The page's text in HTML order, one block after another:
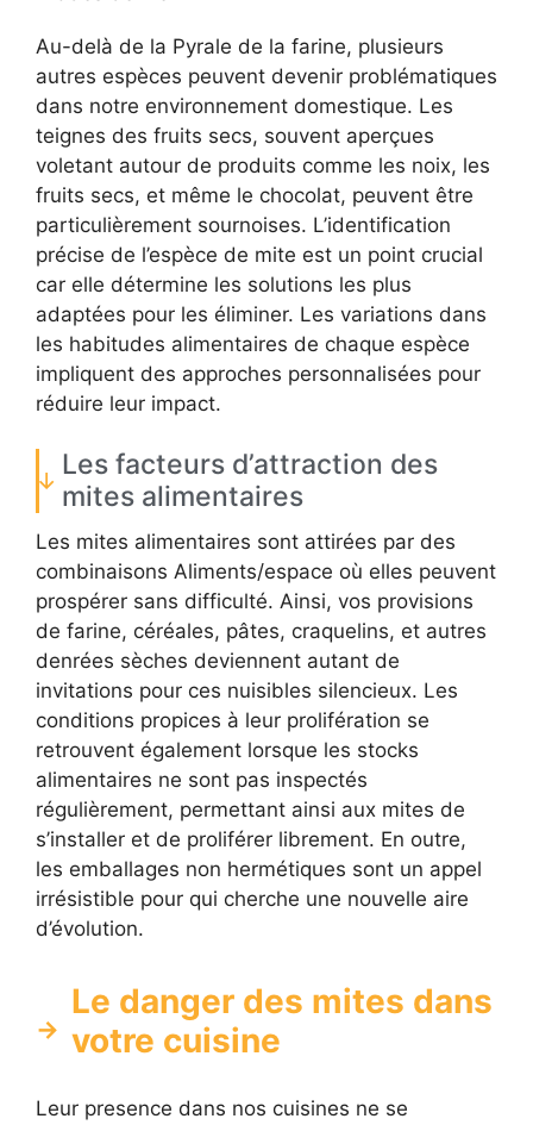
Au-delà de la Pyrale de la farine, plusieurs
autres espèces peuvent devenir problématiques
dans notre environnement domestique. Les
teignes des fruits secs, souvent aperçues
voletant autour de produits comme les noix, les
fruits secs, et même le chocolat, peuvent être
particulièrement sournoises. L’identification
précise de l’espèce de mite est un point crucial
car elle détermine les solutions les plus
adaptées pour les éliminer. Les variations dans
les habitudes alimentaires de chaque espèce
impliquent des approches personnalisées pour
réduire leur impact.
Les facteurs d’attraction des
mites alimentaires
Les mites alimentaires sont attirées par des
combinaisons Aliments/espace où elles peuvent
prospérer sans difficulté. Ainsi, vos provisions
de farine, céréales, pâtes, craquelins, et autres
denrées sèches deviennent autant de
invitations pour ces nuisibles silencieux. Les
conditions propices à leur prolifération se
retrouvent également lorsque les stocks
alimentaires ne sont pas inspectés
régulièrement, permettant ainsi aux mites de
s’installer et de proliférer librement. En outre,
les emballages non hermétiques sont un appel
irrésistible pour qui cherche une nouvelle aire
d’évolution.
Le danger des mites dans
votre cuisine
Leur presence dans nos cuisines ne se